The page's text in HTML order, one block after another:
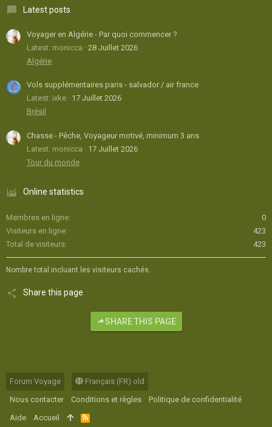
Latest posts
Voyager en Algérie - Par quoi commencer ?
Latest: monicca
28 Juillet 2026
Algérie
Vols supplémentaires paris - salvador / air france
Latest: ixke
17 Juillet 2026
Brésil
Chasse - Pêche, Voyageur motivé, minimum 3 ans.
Latest: monicca
17 Juillet 2026
Tour du monde
Online statistics
Membres en ligne
0
Visiteurs en ligne
423
Total de visiteurs
423
Nombre total incluant les visiteurs cachés.
Share this page
SHARE THIS PAGE
Forum Voyage
Français (FR) old
Nous contacter
Conditions et règles
Politique de confidentialité
Aide
Accueil
R